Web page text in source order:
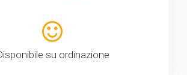
su ordinazione